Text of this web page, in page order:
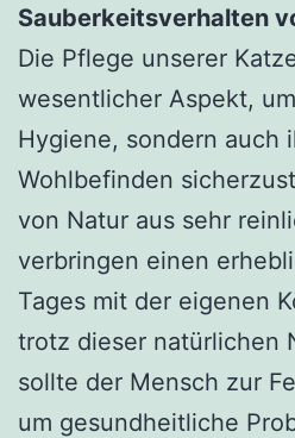
Sauberkeitsverhalten
Die Pflege unserer
wesentlicher Aspekt,
Hygiene, sondern auch
Wohlbefinden
von Natur aus sehr
verbringen einen
Tages mit der eigenen
trotz dieser natürlichen
sollte der Mensch zur
um gesundheitliche